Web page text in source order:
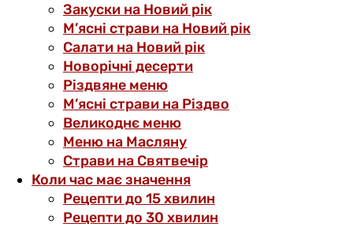
Закуски на Новий рік
М’ясні страви на Новий рік
Салати на Новий рік
Новорічні десерти
Різдвяне меню
М’ясні страви на Різдво
Великоднє меню
Меню на Масляну
Страви на Святвечір
Коли час має значення
Рецепти до 15 хвилин
Рецепти до 30 хвилин